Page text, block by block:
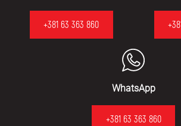
+381 63 363 860
WhatsApp
+381 63 363 860